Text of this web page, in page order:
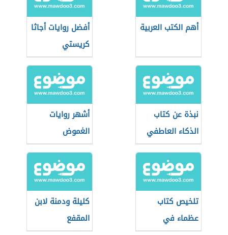
أهم الكتب العربية
أفضل روايات أجاثا
كريستي
نبذة عن كتاب
الذكاء العاطفي
أشهر روايات
الغموض
والتشويق
تلخيص كتاب
عظماء في
كليلة ودمنة لابن
المقفع